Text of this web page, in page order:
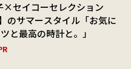
×セイコーセレクション
のサマースタイル「お気に
と最高の時計と。」